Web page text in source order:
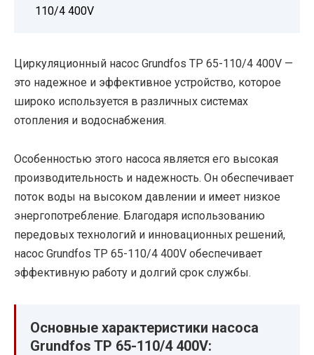
110/4 400V
Циркуляционный насос Grundfos TP 65-110/4 400V —
это надежное и эффективное устройство, которое
широко используется в различных системах
отопления и водоснабжения.
Особенностью этого насоса является его высокая
производительность и надежность. Он обеспечивает
поток воды на высоком давлении и имеет низкое
энергопотребление. Благодаря использованию
передовых технологий и инновационных решений,
насос Grundfos TP 65-110/4 400V обеспечивает
эффективную работу и долгий срок службы.
Основные характеристики насоса
Grundfos TP 65-110/4 400V: